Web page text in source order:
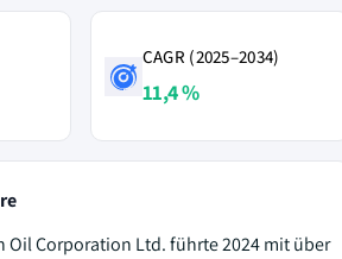
CAGR (2025–2034)
11,4 %
Oil Corporation Ltd. führte 2024 mit über